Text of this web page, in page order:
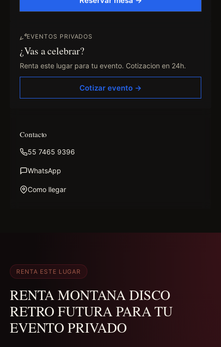
EVENTOS PRIVADOS
¿Vas a celebrar?
Renta este lugar para tu evento. Cotizacion en 24h.
Cotizar evento →
Contacto
55 7465 9396
WhatsApp
Como llegar
RENTA ESTE LUGAR
RENTA MONTANA DISCO
RETRO FUTURA PARA TU
EVENTO PRIVADO